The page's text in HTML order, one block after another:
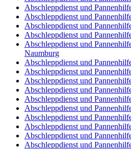
Abschleppdienst und
Abschleppdienst und
Abschleppdienst und
Abschleppdienst und
Abschleppdienst und
Naumburg
Abschleppdienst und
Abschleppdienst und
Abschleppdienst und
Abschleppdienst und
Abschleppdienst und
Abschleppdienst und
Abschleppdienst und
Abschleppdienst und
Abschleppdienst und
Abschleppdienst und